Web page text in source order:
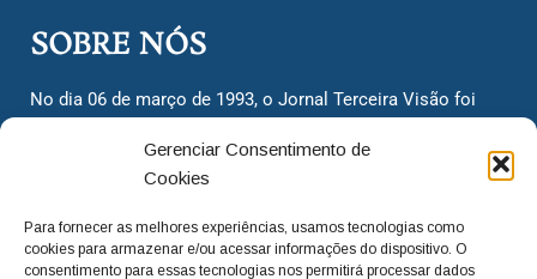
Gerenciar Consentimento de
Cookies
Para fornecer as melhores experiências, usamos tecnologias como
cookies para armazenar e/ou acessar informações do dispositivo. O
consentimento para essas tecnologias nos permitirá processar dados
SOBRE NÓS
No dia 06 de março de 1993, o Jornal Terceira Visão foi
cidadãos valinhenses, já que naquela época só existiam
dois jornais. Há mais de 30 anos, o jornal continua
com o foco de trazer as melhores notícias. Nunca
deixamos de lado as necessidades do cidadão, sempre